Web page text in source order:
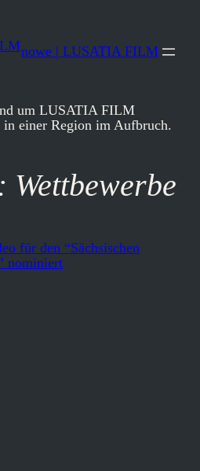
nowe | LUSATIA FILM
um LUSATIA FILM
in einer Region im Aufbruch.
Wettbewerbe